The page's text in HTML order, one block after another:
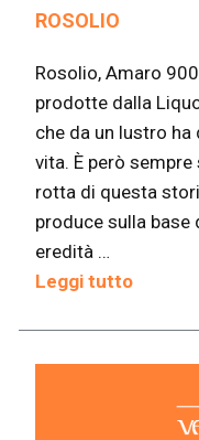
ROSOLIO
Rosolio, Amaro
prodotte dalla
che da un lustro
vita. È però
rotta di questa
produce sulla base
eredità …
Leggi tutto